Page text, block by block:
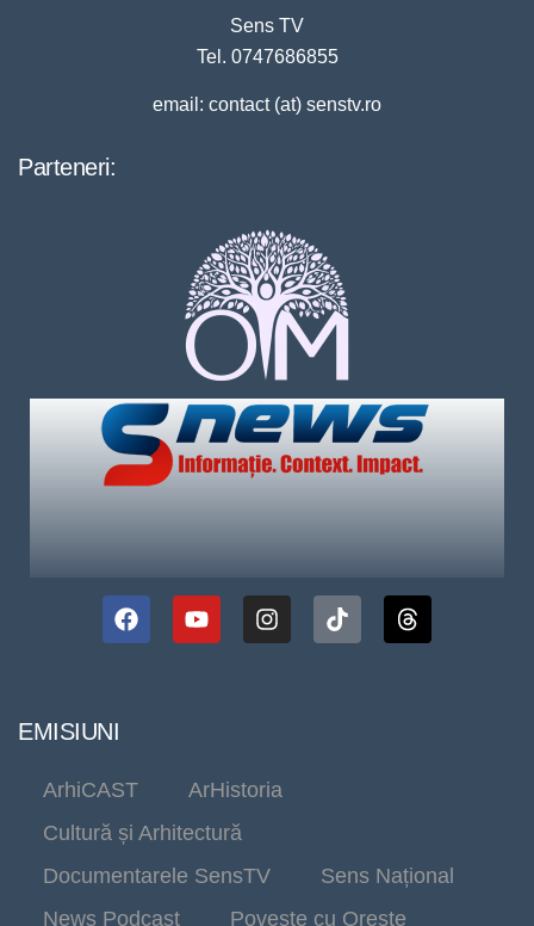
Sens TV
Tel. 0747686855
email: contact (at) senstv.ro
Parteneri:
EMISIUNI
ArhiCAST
ArHistoria
Cultură și Arhitectură
Documentarele SensTV
Sens Național
News Podcast
Poveste cu Oreste